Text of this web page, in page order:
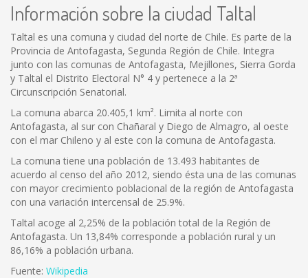
Información sobre la ciudad Taltal
Taltal es una comuna y ciudad del norte de Chile. Es parte de la
Provincia de Antofagasta, Segunda Región de Chile. Integra
junto con las comunas de Antofagasta, Mejillones, Sierra Gorda
y Taltal el Distrito Electoral N° 4 y pertenece a la 2ª
Circunscripción Senatorial.
La comuna abarca 20.405,1 km². Limita al norte con
Antofagasta, al sur con Chañaral y Diego de Almagro, al oeste
con el mar Chileno y al este con la comuna de Antofagasta.
La comuna tiene una población de 13.493 habitantes de
acuerdo al censo del año 2012, siendo ésta una de las comunas
con mayor crecimiento poblacional de la región de Antofagasta
con una variación intercensal de 25.9%.
Taltal acoge al 2,25% de la población total de la Región de
Antofagasta. Un 13,84% corresponde a población rural y un
86,16% a población urbana.
Fuente: Wikipedia